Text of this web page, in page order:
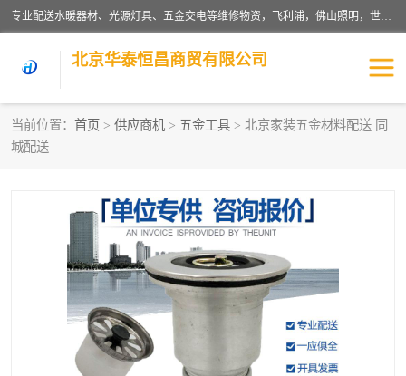
专业配送水暖器材、光源灯具、五金交电等维修物资，飞利浦，佛山照明，世达，博世，九牧，特陶等各产品涉及国内外知名品牌。公司专注与物业、学校、酒店、工厂等单位合作，提供一站式配送服务，降低客户综合成本。依托电子商务改变传统模式，以专业的团队为客户提供24H物资配送到达，货到月结、统一开票，便捷退换等服务，提高了企业的运营效率。
北京华泰恒昌商贸有限公司
当前位置： 首页 > 供应商机 > 五金工具 > 北京家装五金材料配送 同
城配送
水暖阀门
涂料辅材